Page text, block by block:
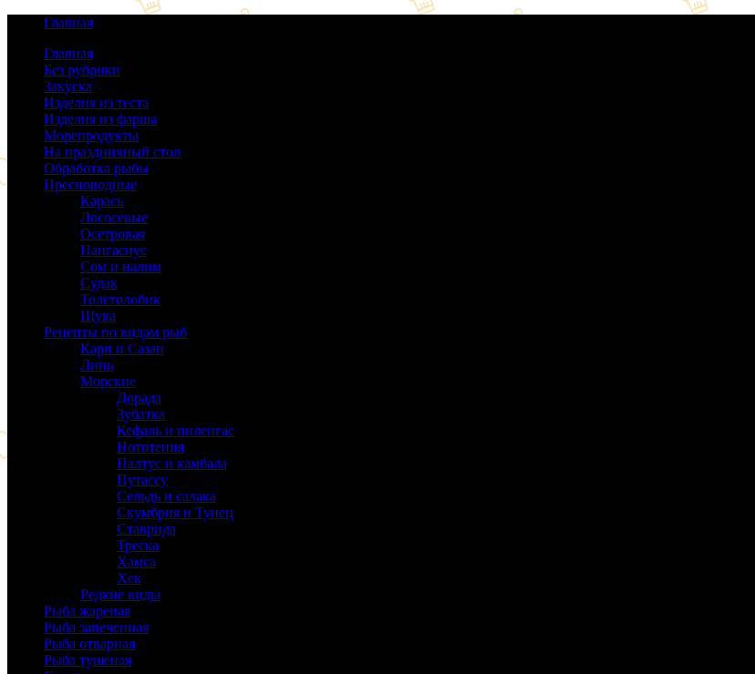
Главная
Главная
Без рубрики
Закуска
Изделия из теста
Изделия из фарша
Морепродукты
На праздничный стол
Обработка рыбы
Пресноводные
Карась
Лососевые
Осетровая
Пангасиус
Сом и налим
Судак
Толстолобик
Щука
Рецепты по видам рыб
Карп и Сазан
Линь
Морские
Дорада
Зубатка
Кефаль и пиленгас
Нототения
Палтус и камбала
Путассу
Сельдь и салака
Скумбрия и Тунец
Ставрида
Треска
Хамса
Хек
Редкие виды
Рыба жареная
Рыба запеченная
Рыба отварная
Рыба тушеная